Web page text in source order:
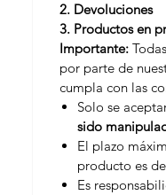
2. Devoluciones
3. Productos en
Importante:
por parte de
cumpla con las
Solo se
sido
El plazo
producto es de
Es